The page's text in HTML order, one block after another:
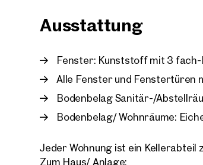
Ausstattung
Fenster: Kunststoff mit 3
Alle Fenster und Fenstertüren
Bodenbelag Sanitär-/
Bodenbelag/ Wohnräume:
Jeder Wohnung ist ein Kellerabteil
Zum Haus/ Anlage: